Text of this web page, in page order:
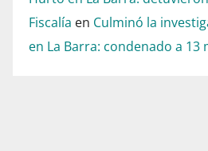
Fiscalía en Culminó la
en La Barra: condenado a 13